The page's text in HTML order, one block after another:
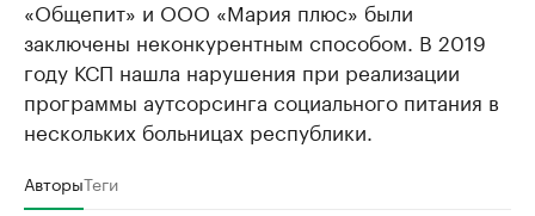
«Общепит» и ООО «Мария плюс» были
заключены неконкурентным способом. В 2019
году КСП нашла нарушения при реализации
программы аутсорсинга социального питания в
нескольких больницах республики.
АвторыТеги